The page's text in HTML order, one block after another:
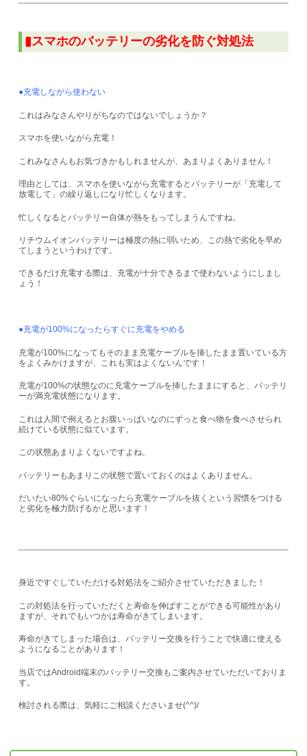
▮スマホのバッテリーの劣化を防ぐ対処法
●充電しながら使わない
これはみなさんやりがちなのではないでしょうか？
スマホを使いながら充電！
これみなさんもお気づきかもしれませんが、あまりよくありません！
理由としては、スマホを使いながら充電するとバッテリーが「充電して
放電して」の繰り返しになり忙しくなります。
忙しくなるとバッテリー自体が熱をもってしまうんですね。
リチウムイオンバッテリーは極度の熱に弱いため、この熱で劣化を早め
てしまうというわけです。
できるだけ充電する際は、充電が十分できるまで使わないようにしまし
ょう！
●充電が100%になったらすぐに充電をやめる
充電が100%になってもそのまま充電ケーブルを挿したまま置いている方
をよくみかけますが、これも実はよくないんです！
充電が100%の状態なのに充電ケーブルを挿したままにすると、バッテリ
ーが満充電状態になります。
これは人間で例えるとお腹いっぱいなのにずっと食べ物を食べさせられ
続けている状態に似ています。
この状態あまりよくないですよね。
バッテリーもあまりこの状態で置いておくのはよくありません。
だいたい80%ぐらいになったら充電ケーブルを抜くという習慣をつける
と劣化を極力防げるかと思います！
身近ですぐしていただける対処法をご紹介させていただきました！
この対処法を行っていただくと寿命を伸ばすことができる可能性があり
ますが、それでもいつかは寿命がきてしまいます。
寿命がきてしまった場合は、バッテリー交換を行うことで快適に使える
ようになることがあります！
当店ではAndroid端末のバッテリー交換もご案内させていただいておりま
す。
検討される際は、気軽にご相談くださいませ(^^)/